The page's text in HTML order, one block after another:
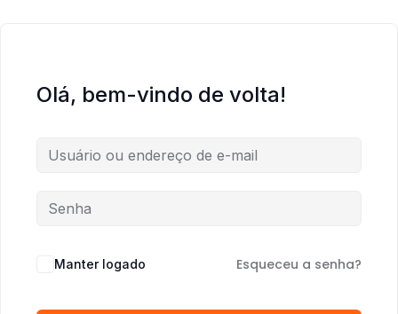
Olá, bem-vindo de volta!
Manter logado Esqueceu a senha?